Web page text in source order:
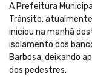
A Prefeitura
Trânsito,
iniciou na manhã
isolamento dos
Barbosa, deixando
dos pedestres.